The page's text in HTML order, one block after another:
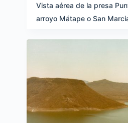
Vista aérea de la presa
arroyo Mátape o San